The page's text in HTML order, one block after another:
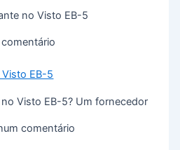
no Visto EB-5
EB-5
Visto EB-5? Um fornecedor
comentário